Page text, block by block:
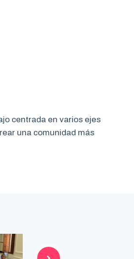
centrada en varios ejes
una comunidad más